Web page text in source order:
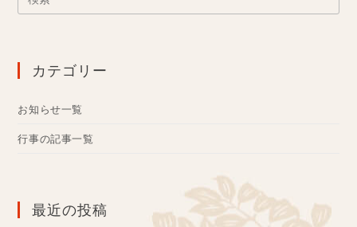
カテゴリー
お知らせ一覧
行事の記事一覧
最近の投稿